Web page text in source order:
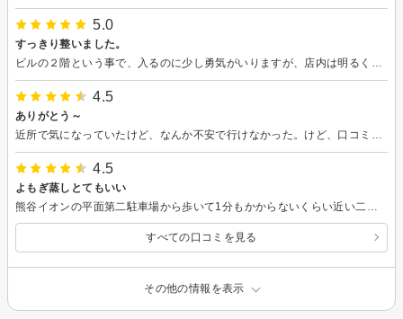
5.0
すっきり整いました。
4.5
ありがとう～
4.5
よもぎ蒸しとてもいい
すべての口コミを見る
その他の情報を表示